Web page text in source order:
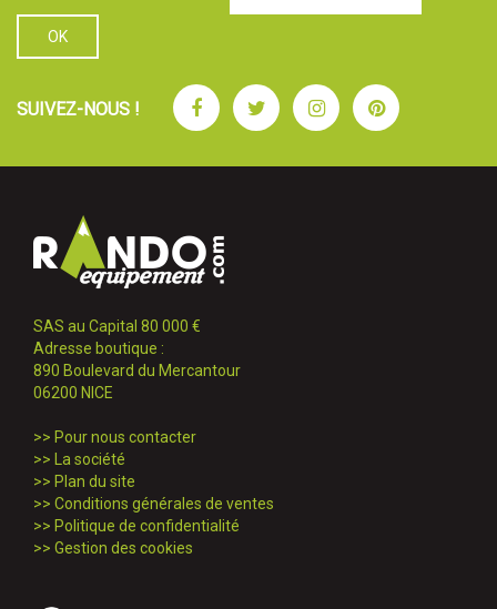
SUIVEZ-NOUS ! FacebookTwitterInstagramPinterest
SAS au Capital 80 000 €
Adresse boutique :
890 Boulevard du Mercantour
06200 NICE
>> Pour nous contacter
>>
La société
>> Plan du site
>> Conditions générales de ventes
>> Politique de confidentialité
>> Gestion des cookies